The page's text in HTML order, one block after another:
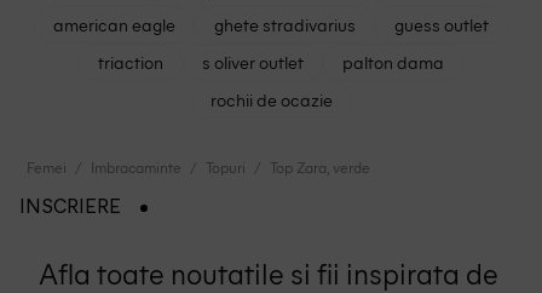
american eagle
ghete stradivarius
guess outlet
triaction
s oliver outlet
palton dama
rochii de ocazie
Femei Imbracaminte Topuri Top Zara, verde
INSCRIERE
Afla toate noutatile si fii inspirata de